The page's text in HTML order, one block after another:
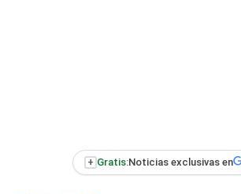
+ Gratis:Noticias exclusivas en